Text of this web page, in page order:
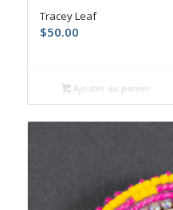
Tracey Leaf
$50.00
Ajouter au panier